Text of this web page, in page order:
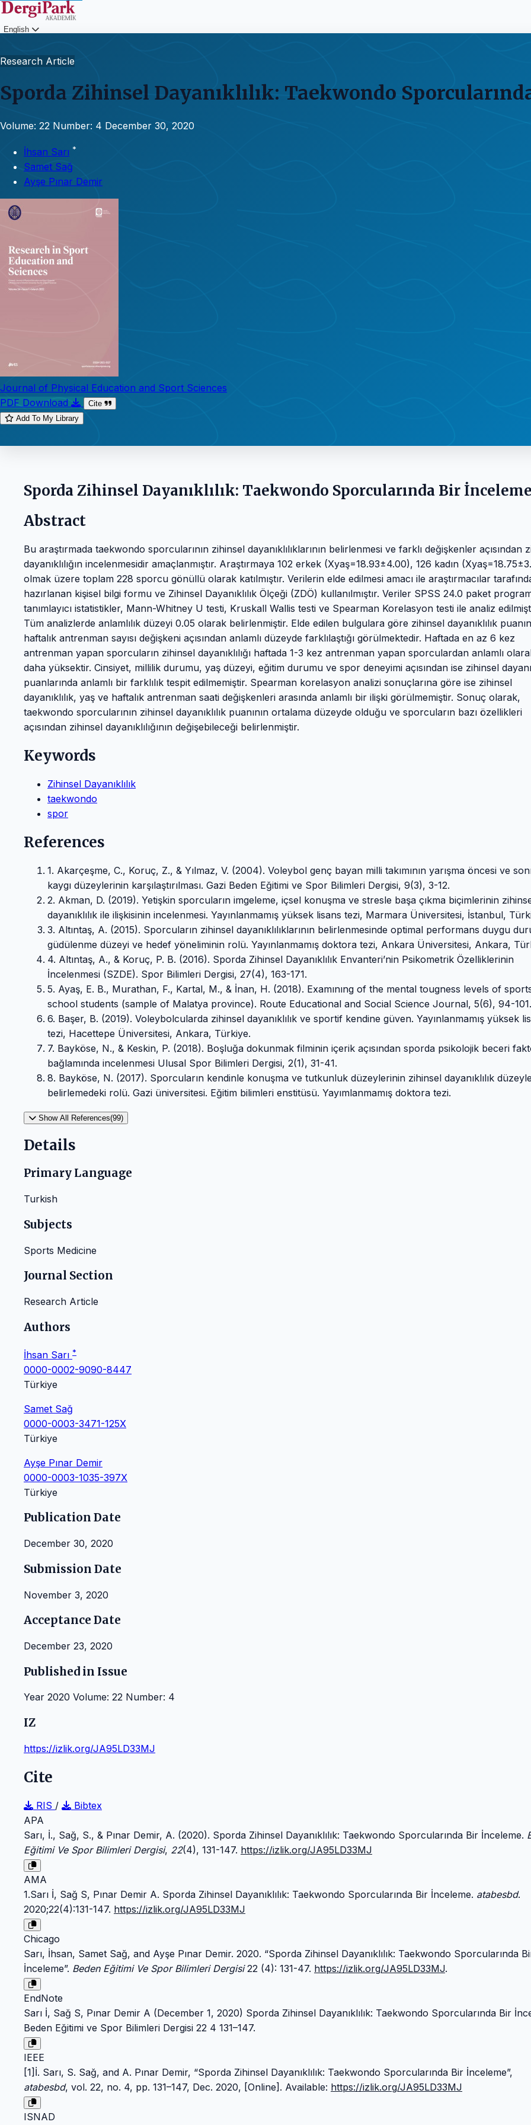
English
Research Article
Sporda Zihinsel Dayanıklılık: Taekwondo
Volume: 22 Number: 4 December 30, 2020
İhsan Sarı *
Samet Sağ
Ayşe Pınar Demir
Journal of Physical Education and Sport Sciences
PDF Download
Cite
Add To My Library
Sporda Zihinsel Dayanıklılık: Taekwondo Sporcularında Bir
Abstract
Bu araştırmada taekwondo sporcularının zihinsel dayanıklılıklarının belirlenmesi ve farklı değişkenler açısından
dayanıklılığın incelenmesidir amaçlanmıştır. Araştırmaya 102 erkek (Xyaş=18.93±4.00), 126 kadın
olmak üzere toplam 228 sporcu gönüllü olarak katılmıştır. Verilerin elde edilmesi amacı ile araştırmacılar
hazırlanan kişisel bilgi formu ve Zihinsel Dayanıklılık Ölçeği (ZDÖ) kullanılmıştır. Veriler SPSS 24.0 paket
tanımlayıcı istatistikler, Mann-Whitney U testi, Kruskall Wallis testi ve Spearman Korelasyon testi ile analiz
Tüm analizlerde anlamlılık düzeyi 0.05 olarak belirlenmiştir. Elde edilen bulgulara göre zihinsel dayanıklılık
haftalık antrenman sayısı değişkeni açısından anlamlı düzeyde farklılaştığı görülmektedir. Haftada en az 6 kez
antrenman yapan sporcuların zihinsel dayanıklılığı haftada 1-3 kez antrenman yapan sporculardan anlamlı
daha yüksektir. Cinsiyet, millilik durumu, yaş düzeyi, eğitim durumu ve spor deneyimi açısından ise zihinsel
puanlarında anlamlı bir farklılık tespit edilmemiştir. Spearman korelasyon analizi sonuçlarına göre ise zihinsel
dayanıklılık, yaş ve haftalık antrenman saati değişkenleri arasında anlamlı bir ilişki görülmemiştir. Sonuç olarak,
taekwondo sporcularının zihinsel dayanıklılık puanının ortalama düzeyde olduğu ve sporcuların bazı özellikleri
açısından zihinsel dayanıklılığının değişebileceği belirlenmiştir.
Keywords
Zihinsel Dayanıklılık
taekwondo
spor
References
1. Akarçeşme, C., Koruç, Z., & Yılmaz, V. (2004). Voleybol genç bayan milli takımının yarışma öncesi ve
kaygı düzeylerinin karşılaştırılması. Gazi Beden Eğitimi ve Spor Bilimleri Dergisi, 9(3), 3-12.
2. Akman, D. (2019). Yetişkin sporcuların imgeleme, içsel konuşma ve stresle başa çıkma biçimlerinin
dayanıklılık ile ilişkisinin incelenmesi. Yayınlanmamış yüksek lisans tezi, Marmara Üniversitesi, İstanbul,
3. Altıntaş, A. (2015). Sporcuların zihinsel dayanıklılıklarının belirlenmesinde optimal performans duygu
güdülenme düzeyi ve hedef yöneliminin rolü. Yayınlanmamış doktora tezi, Ankara Üniversitesi, Ankara,
4. Altıntaş, A., & Koruç, P. B. (2016). Sporda Zihinsel Dayanıklılık Envanteri’nin Psikometrik Özelliklerinin
İncelenmesi (SZDE). Spor Bilimleri Dergisi, 27(4), 163-171.
5. Ayaş, E. B., Murathan, F., Kartal, M., & İnan, H. (2018). Examınıng of the mental tougness levels of
school students (sample of Malatya province). Route Educational and Social Science Journal, 5(6), 94-101.
6. Başer, B. (2019). Voleybolcularda zihinsel dayanıklılık ve sportif kendine güven. Yayınlanmamış yüksek
tezi, Hacettepe Üniversitesi, Ankara, Türkiye.
7. Bayköse, N., & Keskin, P. (2018). Boşluğa dokunmak filminin içerik açısından sporda psikolojik beceri
bağlamında incelenmesi Ulusal Spor Bilimleri Dergisi, 2(1), 31-41.
8. Bayköse, N. (2017). Sporcuların kendinle konuşma ve tutkunluk düzeylerinin zihinsel dayanıklılık
belirlemedeki rolü. Gazi üniversitesi. Eğitim bilimleri enstitüsü. Yayımlanmamış doktora tezi.
Show All References(99)
Details
Primary Language
Turkish
Subjects
Sports Medicine
Journal Section
Research Article
Authors
İhsan Sarı *
0000-0002-9090-8447
Türkiye
Samet Sağ
0000-0003-3471-125X
Türkiye
Ayşe Pınar Demir
0000-0003-1035-397X
Türkiye
Publication Date
December 30, 2020
Submission Date
November 3, 2020
Acceptance Date
December 23, 2020
Published in Issue
Year 2020 Volume: 22 Number: 4
IZ
https://izlik.org/JA95LD33MJ
Cite
RIS /
Bibtex
APA
Sarı, İ., Sağ, S., & Pınar Demir, A. (2020). Sporda Zihinsel Dayanıklılık: Taekwondo Sporcularında Bir İnceleme.
Eğitimi Ve Spor Bilimleri Dergisi, 22(4), 131-147. https://izlik.org/JA95LD33MJ
AMA
1.Sarı İ, Sağ S, Pınar Demir A. Sporda Zihinsel Dayanıklılık: Taekwondo Sporcularında Bir İnceleme. atabesbd.
2020;22(4):131-147. https://izlik.org/JA95LD33MJ
Chicago
Sarı, İhsan, Samet Sağ, and Ayşe Pınar Demir. 2020. “Sporda Zihinsel Dayanıklılık: Taekwondo Sporcularında
İnceleme”. Beden Eğitimi Ve Spor Bilimleri Dergisi22 (4): 131-47. https://izlik.org/JA95LD33MJ.
EndNote
Sarı İ, Sağ S, Pınar Demir A (December 1, 2020) Sporda Zihinsel Dayanıklılık: Taekwondo Sporcularında Bir
Beden Eğitimi ve Spor Bilimleri Dergisi 22 4 131–147.
IEEE
[1]İ. Sarı, S. Sağ, and A. Pınar Demir, “Sporda Zihinsel Dayanıklılık: Taekwondo Sporcularında Bir İnceleme”,
atabesbd, vol. 22, no. 4, pp. 131–147, Dec. 2020, [Online]. Available: https://izlik.org/JA95LD33MJ
ISNAD